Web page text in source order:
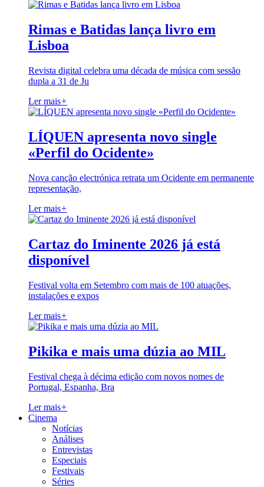
Rimas e Batidas lança livro em
Lisboa
Revista digital celebra uma década de música com sessão
dupla a 31 de Ju
Ler mais+
LÍQUEN apresenta novo single
«Perfil do Ocidente»
Nova canção electrónica retrata um Ocidente em permanente
representação,
Ler mais+
Cartaz do Iminente 2026 já está
disponível
Festival volta em Setembro com mais de 100 atuações,
instalações e expos
Ler mais+
Pikika e mais uma dúzia ao MIL
Festival chega à décima edição com novos nomes de
Portugal, Espanha, Bra
Ler mais+
Cinema
Notícias
Análises
Entrevistas
Especiais
Festivais
Séries